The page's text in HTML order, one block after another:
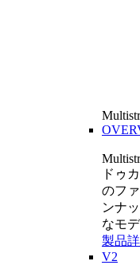
ドゥ
のフ
ンナ
なモ
製品
V2